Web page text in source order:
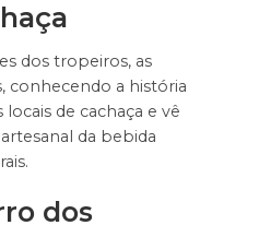
dos tropeiros, as
conhecendo a história
de cachaça e vê
da bebida
dos